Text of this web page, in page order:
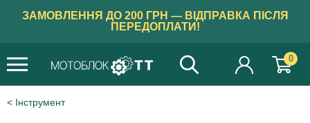
ЗАМОВЛЕННЯ ДО 200 ГРН — ВІДПРАВКА ПІСЛЯ
ПЕРЕДОПЛАТИ!
0
Інструмент